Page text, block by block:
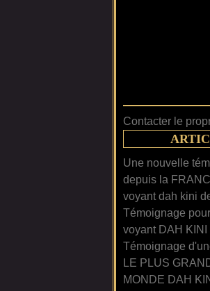
Contacter le
Une nouvelle
depuis la
voyant dah kini
Témoignage
voyant DAH KINI
Témoignage
LE PLUS
MONDE DAH